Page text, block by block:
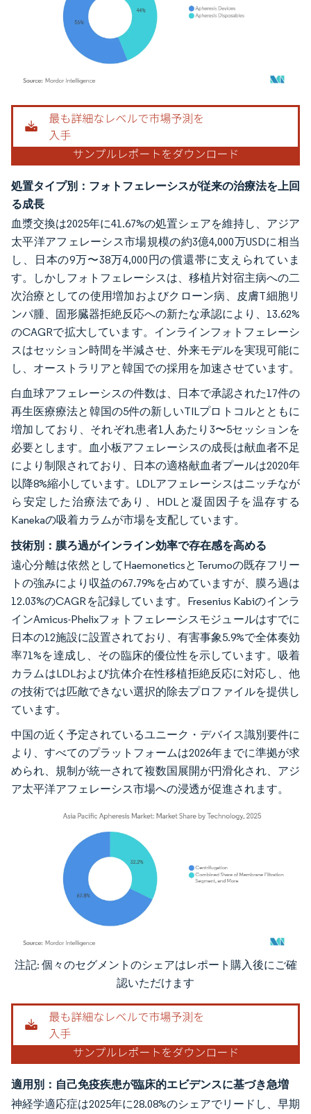
画像 © Mordor Intelligence。再利用にはCC BY 4.0の表示が必要です。
処置タイプ別：フォトフェレーシスが従来の治療法を上回
る成長
血漿交換は2025年に41.67%の処置シェアを維持し、アジア
太平洋アフェレーシス市場規模の約3億4,000万USDに相当
し、日本の9万〜38万4,000円の償還帯に支えられていま
す。しかしフォトフェレーシスは、移植片対宿主病への二
次治療としての使用増加およびクローン病、皮膚T細胞リ
ンパ腫、固形臓器拒絶反応への新たな承認により、13.62%
のCAGRで拡大しています。インラインフォトフェレーシ
スはセッション時間を半減させ、外来モデルを実現可能に
し、オーストラリアと韓国での採用を加速させています。
白血球アフェレーシスの件数は、日本で承認された17件の
再生医療療法と韓国の5件の新しいTILプロトコルとともに
増加しており、それぞれ患者1人あたり3〜5セッションを
必要とします。血小板アフェレーシスの成長は献血者不足
により制限されており、日本の適格献血者プールは2020年
以降8%縮小しています。LDLアフェレーシスはニッチなが
ら安定した治療法であり、HDLと凝固因子を温存する
Kanekaの吸着カラムが市場を支配しています。
技術別：膜ろ過がインライン効率で存在感を高める
遠心分離は依然としてHaemoneticsとTerumoの既存フリー
トの強みにより収益の67.79%を占めていますが、膜ろ過は
12.03%のCAGRを記録しています。Fresenius Kabiのインラ
インAmicus-Phelixフォトフェレーシスモジュールはすでに
日本の12施設に設置されており、有害事象5.9%で全体奏効
率71%を達成し、その臨床的優位性を示しています。吸着
カラムはLDLおよび抗体介在性移植拒絶反応に対応し、他
の技術では匹敵できない選択的除去プロファイルを提供し
ています。
中国の近く予定されているユニーク・デバイス識別要件に
より、すべてのプラットフォームは2026年までに準拠が求
められ、規制が統一されて複数国展開が円滑化され、アジ
ア太平洋アフェレーシス市場への浸透が促進されます。
画像 © Mordor Intelligence。再利用にはCC BY 4.0の表示が必要です。
注記: 個々のセグメントのシェアはレポート購入後にご確
認いただけます
適用別：自己免疫疾患が臨床的エビデンスに基づき急増
神経学適応症は2025年に28.08%のシェアでリードし、早期